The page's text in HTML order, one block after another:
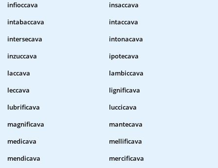
infioccava
insaccava
intabaccava
intaccava
intersecava
intonacava
inzuccava
ipotecava
laccava
lambiccava
leccava
lignificava
lubrificava
luccicava
magnificava
mantecava
medicava
mellificava
mendicava
mercificava